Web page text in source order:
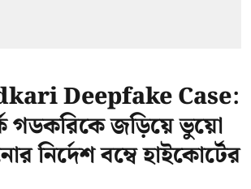
Deepfake Case:
গডকরিকে জড়িয়ে ভুয়ো
নির্দেশ বম্বে হাইকোর্টের